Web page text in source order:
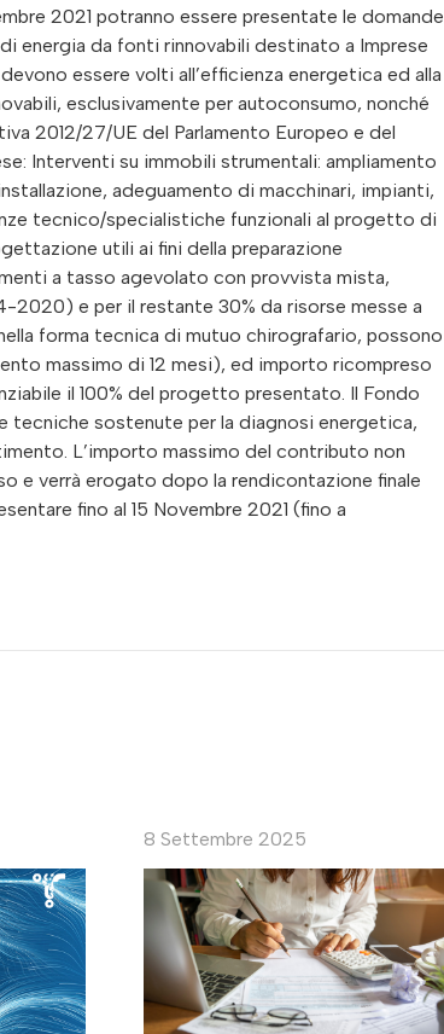
2021 potranno essere presentate le domande
energia da fonti rinnovabili destinato a Imprese
essere volti all’efficienza energetica ed alla
esclusivamente per autoconsumo, nonché
2012/27/UE del Parlamento Europeo e del
Interventi su immobili strumentali: ampliamento
adeguamento di macchinari, impianti,
tecnico/specialistiche funzionali al progetto di
utili ai fini della preparazione
a tasso agevolato con provvista mista,
2020) e per il restante 30% da risorse messe a
forma tecnica di mutuo chirografario, possono
massimo di 12 mesi), ed importo ricompreso
il 100% del progetto presentato. Il Fondo
sostenute per la diagnosi energetica,
L’importo massimo del contributo non
e verrà erogato dopo la rendicontazione finale
fino al 15 Novembre 2021 (fino a
8 Settembre 2025